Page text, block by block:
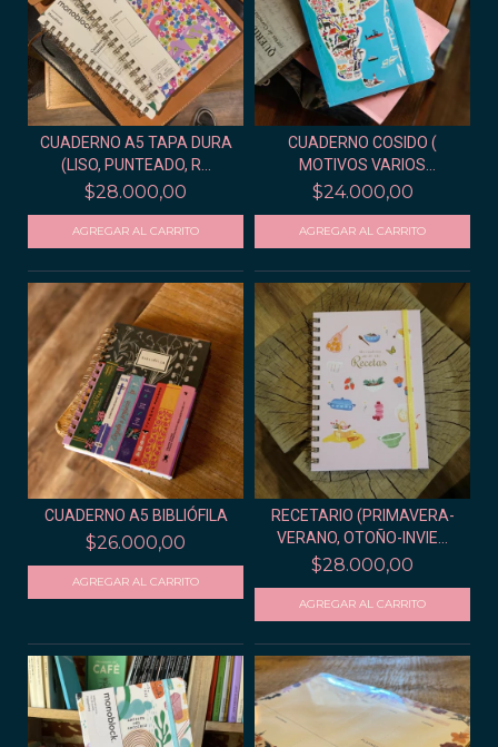
CUADERNO A5 TAPA DURA
(LISO, PUNTEADO, R...
$28.000,00
CUADERNO COSIDO (
MOTIVOS VARIOS
PATAGON...
$24.000,00
CUADERNO A5 BIBLIÓFILA
$26.000,00
RECETARIO (PRIMAVERA-
VERANO, OTOÑO-INVIE...
$28.000,00